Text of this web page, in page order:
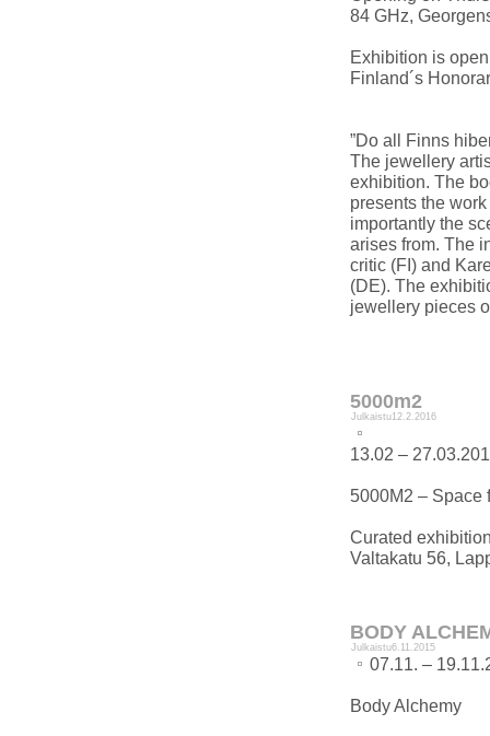
84 GHz,
Exhibition is
Finland´s
”Do all Finns
The jewellery
exhibition. The
presents the
importantly the
arises from. The
critic (FI) and
(DE). The
jewellery pieces
5000m2
Julkaistu12.2.2016
13.02 –
5000M2 – Space
Curated
Valtakatu 56,
BODY
Julkaistu6.11.2015
07.11. –
Body Alchemy